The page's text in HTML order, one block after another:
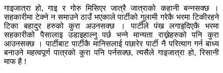
गाइजात्रा हो, गाइ र गोरु मिसिएर जात्रै जात्राको कहानी बन्नसक्छ ।
सहकारीमा टेक्ने न समाउने ठाउँ भएकाले पार्टीको गुलामी गरेकै भरमा टिकीरहने
टिका बहादुर हरुको कुरा अउनसक्छ । पार्टीले पंख लगाइदिएकै भरमा
सहकारीको पैसालाइ उडाइहाल्नु पर्छ भन्ने मान्यता राख्नेहरुको पनि कुरा
आउनसक्छ । पार्टीबाट पार्टीकै मानिसलाई पछारेर पार्टी नै परित्याग गर्न बाध्य
बनाउने महत्वपूर्ण पात्रको कुरा पनि पर्नसक्छ, त्यसैले गाइजात्रा हो, रिसानी
माफ है !